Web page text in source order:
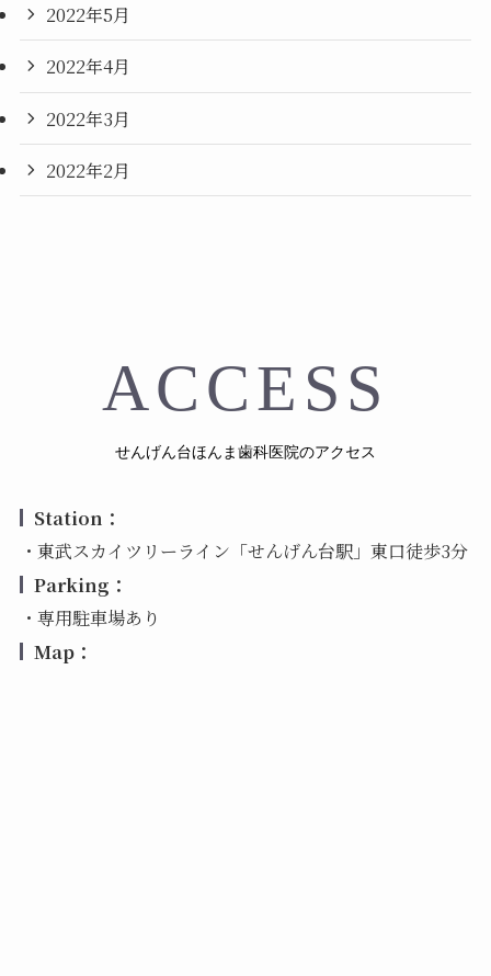
2022年5月
2022年4月
2022年3月
2022年2月
ACCESS
せんげん台ほんま歯科医院のアクセス
Station：
・東武スカイツリーライン「せんげん台駅」東口徒歩3分
Parking：
・専用駐車場あり
Map：